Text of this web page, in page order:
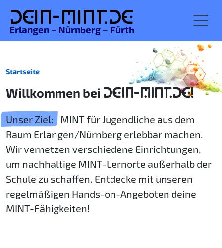
Dein-MINT.de
Erlangen – Nürnberg – Fürth
Startseite
Willkommen bei DEIN-MINT.DE!
Unser Ziel:
MINT für Jugendliche aus dem
Raum Erlangen/Nürnberg erlebbar machen.
Wir vernetzen verschiedene Einrichtungen,
um nachhaltige MINT-Lernorte außerhalb der
Schule zu schaffen. Entdecke mit unseren
regelmäßigen Hands-on-Angeboten deine
MINT-Fähigkeiten!